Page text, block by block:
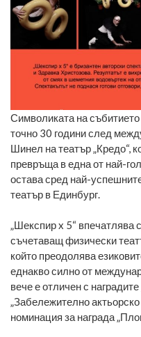
Символиката на
точно 30 години след
Шинел на театър „Кредо“,
превръща в една от най-
остава сред най-
театър в Единбург.
„Шекспир x 5“ впечатлява
съчетаващ физически
който преодолява
еднакво силно от
вече е отличен с
„Забележително актьорско
номинация за награда